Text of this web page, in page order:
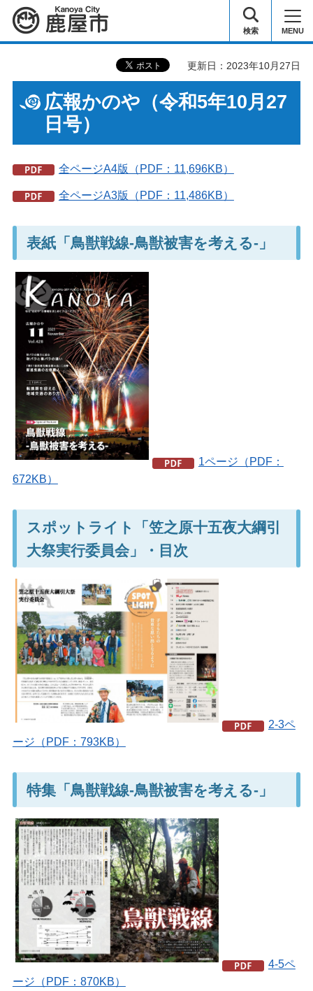
鹿屋市 検索 MENU
更新日：2023年10月27日
広報かのや（令和5年10月27
日号）
全ページA4版（PDF：11,696KB）
全ページA3版（PDF：11,486KB）
表紙「鳥獣戦線-鳥獣被害を考える-」
1ページ（PDF：
672KB）
スポットライト「笠之原十五夜大綱引
大祭実行委員会」・目次
2-3ペ
ージ（PDF：793KB）
特集「鳥獣戦線-鳥獣被害を考える-」
4-5ペ
ージ（PDF：870KB）